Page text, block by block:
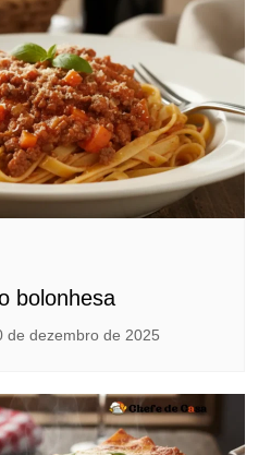
bolonhesa
de dezembro de 2025